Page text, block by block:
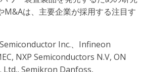
は、主要企業が採用する注目す
Inc.、Infineon
NXP Semiconductors N.V, ON
Ltd., Semikron Danfoss,